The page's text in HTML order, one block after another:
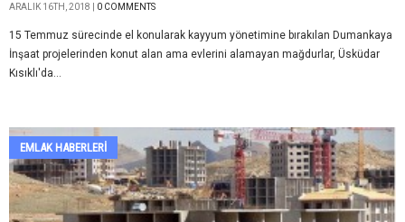
ARALIK 16TH, 2018 | 0 COMMENTS
15 Temmuz sürecinde el konularak kayyum yönetimine bırakılan Dumankaya
İnşaat projelerinden konut alan ama evlerini alamayan mağdurlar, Üsküdar
Kısıklı'da...
EMLAK HABERLERI